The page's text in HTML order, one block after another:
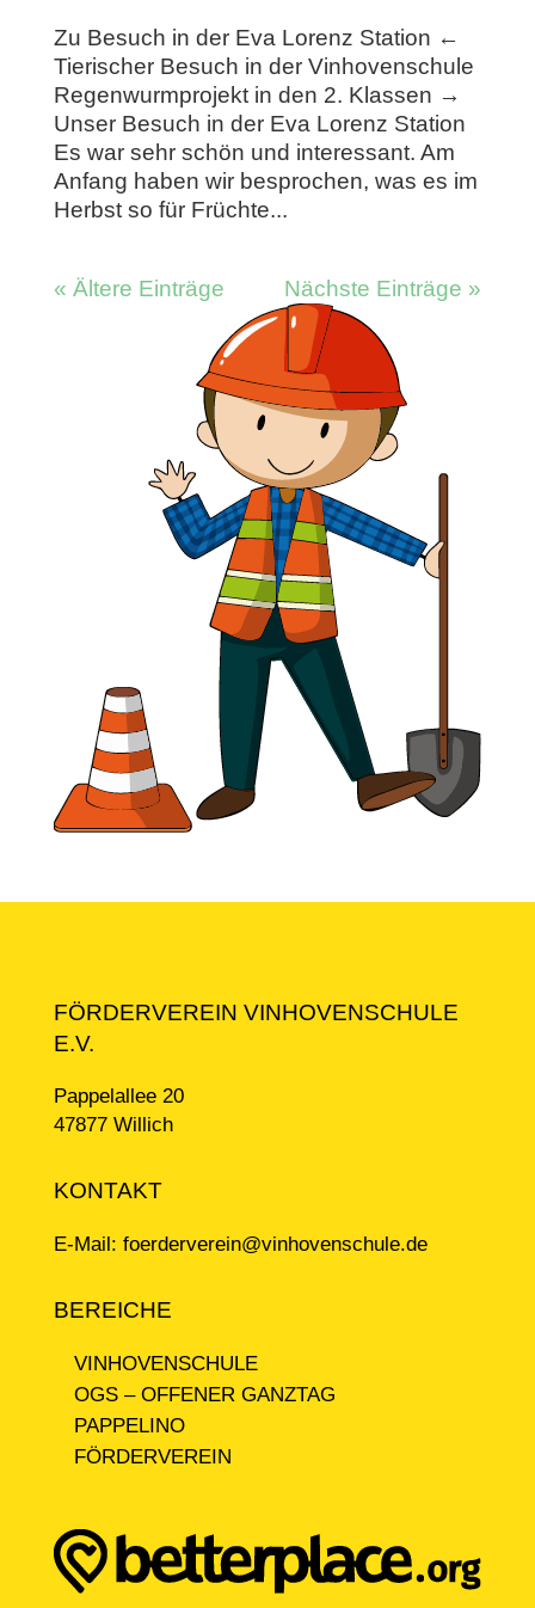
Zu Besuch in der Eva Lorenz Station ←
Tierischer Besuch in der Vinhovenschule
Regenwurmprojekt in den 2. Klassen →
Unser Besuch in der Eva Lorenz Station
Es war sehr schön und interessant. Am
Anfang haben wir besprochen, was es im
Herbst so für Früchte...
« Ältere Einträge Nächste Einträge »
FÖRDERVEREIN VINHOVENSCHULE
E.V.
Pappelallee 20
47877 Willich
KONTAKT
E-Mail: foerderverein@vinhovenschule.de
BEREICHE
VINHOVENSCHULE
OGS – OFFENER GANZTAG
PAPPELINO
FÖRDERVEREIN